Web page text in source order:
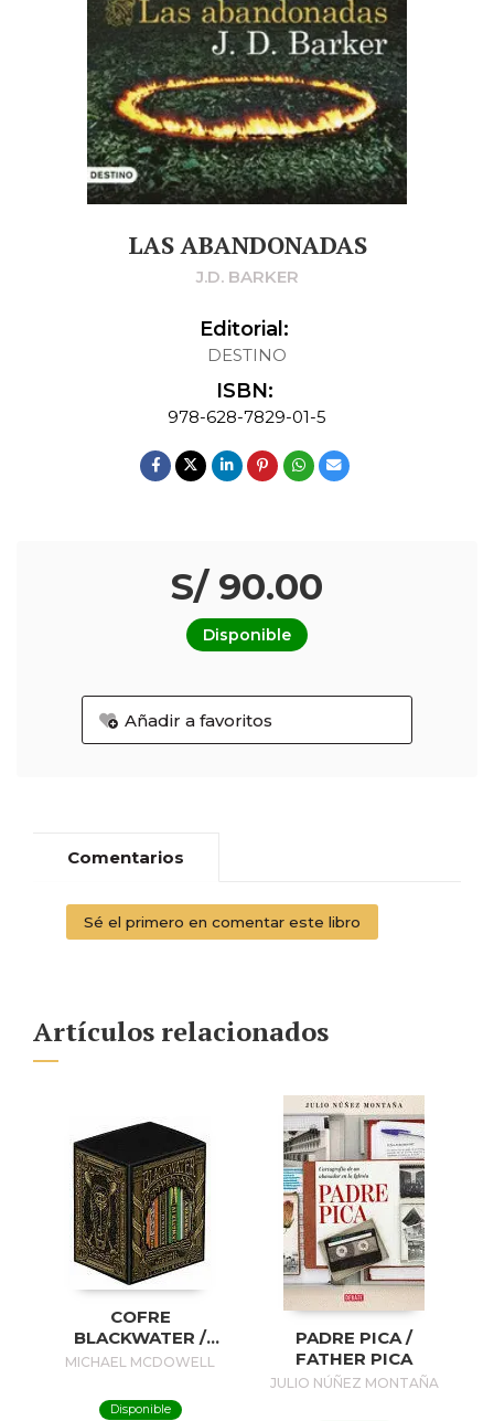
LAS ABANDONADAS
J.D. BARKER
Editorial:
DESTINO
ISBN:
978-628-7829-01-5
S/ 90.00
Disponible
Añadir a favoritos
Comentarios
Sé el primero en comentar este libro
Artículos relacionados
COFRE
BLACKWATER /
BLACKWATER
MICHAEL MCDOWELL
Disponible
PADRE PICA /
FATHER PICA
JULIO NÚÑEZ MONTAÑA